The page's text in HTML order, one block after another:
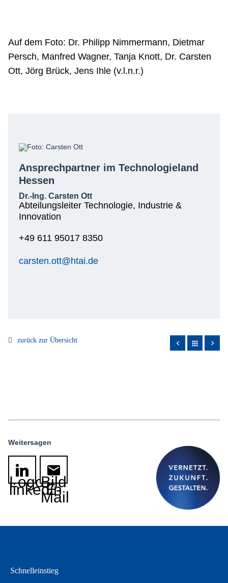
Auf dem Foto: Dr. Philipp Nimmermann, Dietmar
Persch, Manfred Wagner, Tanja Knott, Dr. Carsten
Ott, Jörg Brück, Jens Ihle (v.l.n.r.)
Ansprechpartner im Technologieland
Hessen
Dr.-Ing. Carsten Ott
Abteilungsleiter Technologie, Industrie &
Innovation
+49 611 95017 8350
carsten.ott@htai.de
zurück zur Übersicht apps
Weitersagen
Logo
linkedin
Bild
E-
Mail
Schnelleinstieg